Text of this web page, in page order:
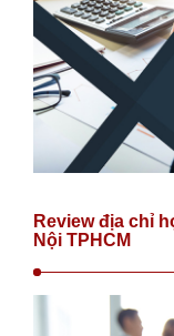
Review địa chỉ
Nội TPHCM